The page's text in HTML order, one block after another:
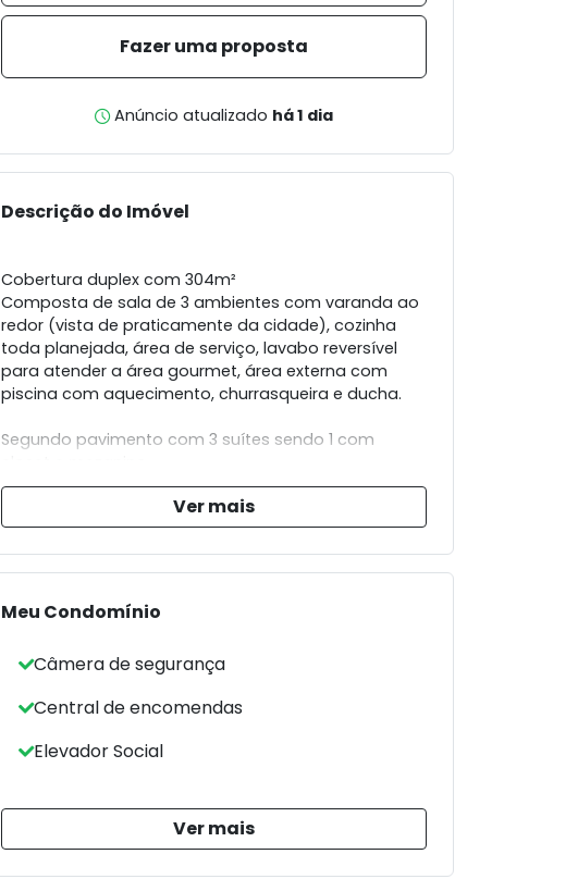
Fazer uma proposta
Anúncio atualizado há 1 dia
Descrição do Imóvel
Cobertura duplex com 304m²
Composta de sala de 3 ambientes com varanda ao
redor (vista de praticamente da cidade), cozinha
toda planejada, área de serviço, lavabo reversível
para atender a área gourmet, área externa com
piscina com aquecimento, churrasqueira e ducha.
Segundo pavimento com 3 suítes sendo 1 com
Acabamento de qualidade, ideal para quem procura
conforto, segurança, luxo e a melhor vista da cidade.
Ver mais
Meu Condomínio
Câmera de segurança
Central de encomendas
Elevador Social
Ver mais